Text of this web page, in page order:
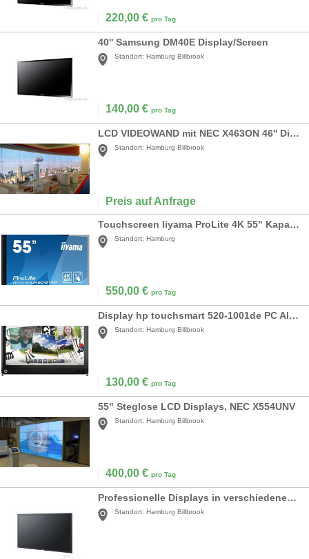
220,00 € pro Tag
40'' Samsung DM40E Display/Screen
Standort: Hamburg Billbrook
140,00 € pro Tag
LCD VIDEOWAND mit NEC X463ON 46'' Displays
Standort: Hamburg Billbrook
Preis auf Anfrage
Touchscreen Iiyama ProLite 4K 55" Kapazitiv
Standort: Hamburg
550,00 € pro Tag
Display hp touchsmart 520-1001de PC All-in-One
Standort: Hamburg Billbrook
130,00 € pro Tag
55" Steglose LCD Displays, NEC X554UNV
Standort: Hamburg Billbrook
400,00 € pro Tag
Professionelle Displays in verschiedenen Größen
Standort: Hamburg Billbrook